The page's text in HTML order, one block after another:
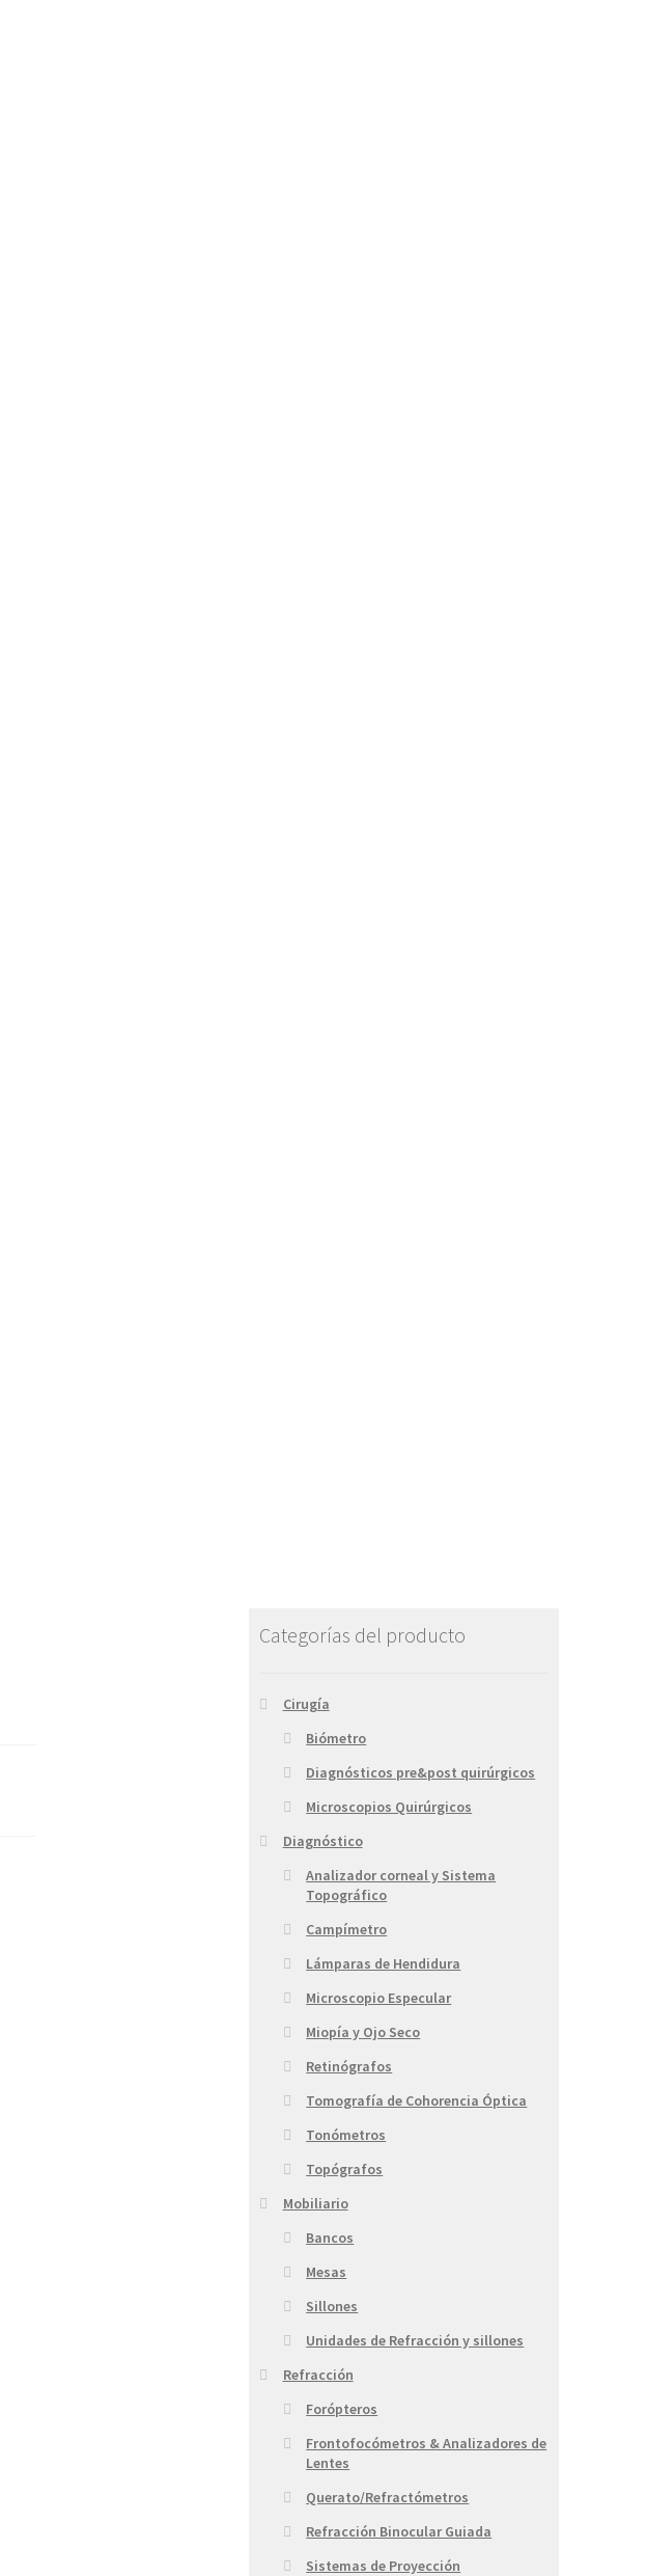
Categorías del producto
Cirugía
Biómetro
Diagnósticos pre&post quirúrgicos
Microscopios Quirúrgicos
Diagnóstico
Analizador corneal y Sistema
Topográfico
Campímetro
Lámparas de Hendidura
Microscopio Especular
Miopía y Ojo Seco
Retinógrafos
Tomografía de Cohorencia Óptica
Tonómetros
Topógrafos
Mobiliario
Bancos
Mesas
Sillones
Unidades de Refracción y sillones
Refracción
Forópteros
Frontofocómetros & Analizadores de
Lentes
Querato/Refractómetros
Refracción Binocular Guiada
Sistemas de Proyección